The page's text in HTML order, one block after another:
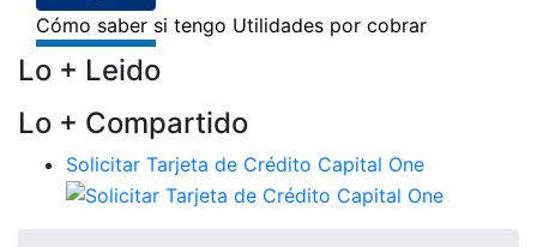
Lo + Leido
Lo + Compartido
Solicitar Tarjeta de Crédito Capital One